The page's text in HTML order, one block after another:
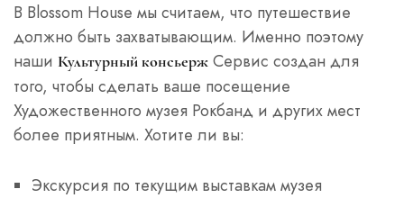
В Blossom House мы считаем, что путешествие
должно быть захватывающим. Именно поэтому
наши Культурный консьерж Сервис создан для
того, чтобы сделать ваше посещение
Художественного музея Рокбанд и других мест
более приятным. Хотите ли вы:
Экскурсия по текущим выставкам музея